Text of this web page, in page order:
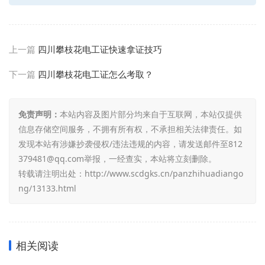
上一篇 四川攀枝花电工证快速拿证技巧
下一篇 四川攀枝花电工证怎么考取？
免责声明： 本站内容及图片部分均来自于互联网，本站仅提供
信息存储空间服务，不拥有所有权，不承担相关法律责任。如
发现本站有涉嫌抄袭侵权/违法违规的内容，请发送邮件至812
379481@qq.com举报，一经查实，本站将立刻删除。
转载请注明出处： http://www.scdgks.cn/panzhihuadiango
ng/13133.html
相关阅读